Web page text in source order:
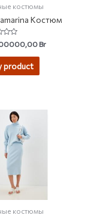
костюмы
Костюм
Br
product
костюмы